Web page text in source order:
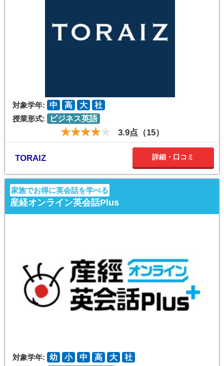
対象学年: 中 高 大
社
授業形式:
ビジネス英語
3.9点（15）
TORAIZ 詳細・口コミ
家族でお得に英会話を学べる
産経オンライン英会話Plus
対象学年: 幼 小 中 高 大
社